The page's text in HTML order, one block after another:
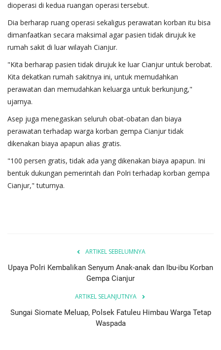
dioperasi di kedua ruangan operasi tersebut.
Dia berharap ruang operasi sekaligus perawatan korban itu bisa
dimanfaatkan secara maksimal agar pasien tidak dirujuk ke
rumah sakit di luar wilayah Cianjur.
"Kita berharap pasien tidak dirujuk ke luar Cianjur untuk berobat.
Kita dekatkan rumah sakitnya ini, untuk memudahkan
perawatan dan memudahkan keluarga untuk berkunjung,"
ujarnya.
Asep juga menegaskan seluruh obat-obatan dan biaya
perawatan terhadap warga korban gempa Cianjur tidak
dikenakan biaya apapun alias gratis.
"100 persen gratis, tidak ada yang dikenakan biaya apapun. Ini
bentuk dukungan pemerintah dan Polri terhadap korban gempa
Cianjur," tuturnya.
ARTIKEL SEBELUMNYA
Upaya Polri Kembalikan Senyum Anak-anak dan Ibu-ibu Korban
Gempa Cianjur
ARTIKEL SELANJUTNYA
Sungai Siomate Meluap, Polsek Fatuleu Himbau Warga Tetap
Waspada